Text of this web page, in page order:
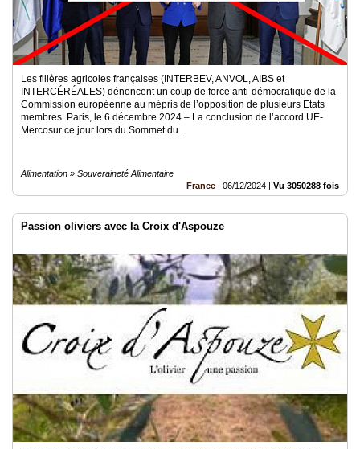
Les filières agricoles françaises (INTERBEV, ANVOL, AIBS et
INTERCÉRÉALES) dénoncent un coup de force anti-démocratique de la
Commission européenne au mépris de l’opposition de plusieurs Etats
membres. Paris, le 6 décembre 2024 – La conclusion de l’accord UE-
Mercosur ce jour lors du Sommet du..
Alimentation » Souveraineté Alimentaire
France | 06/12/2024 | Vu 3050288 fois
Passion oliviers avec la Croix d'Aspouze